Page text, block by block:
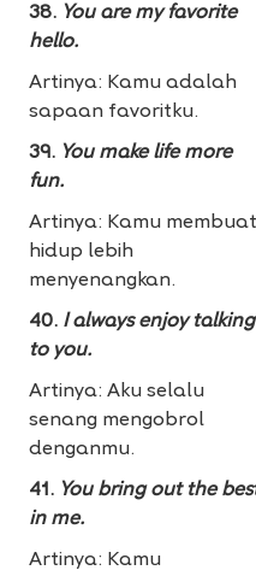
38. You are my favorite
hello.
Artinya: Kamu adalah
sapaan favoritku.
39. You make life more
fun.
Artinya: Kamu membuat
hidup lebih
menyenangkan.
40. I always enjoy talking
to you.
Artinya: Aku selalu
senang mengobrol
denganmu.
41. You bring out the
in me.
Artinya: Kamu